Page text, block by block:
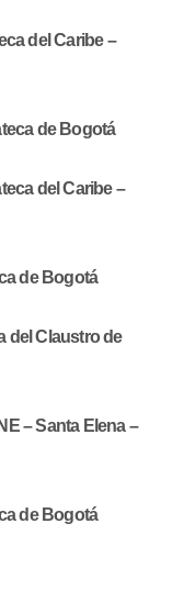
del Caribe –
de Bogotá
del Caribe –
de Bogotá
del Claustro de
– Santa Elena –
de Bogotá